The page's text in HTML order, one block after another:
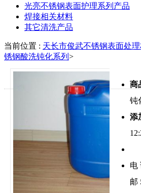
光亮不锈钢表面护理系列产品
焊接相关材料
其它清洗产品
当前位置 : 天长市俊武不锈钢表面处
锈钢酸洗钝化系列 >
商
钝
添
电
邮